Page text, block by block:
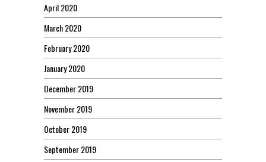
April 2020
March 2020
February 2020
January 2020
December 2019
November 2019
October 2019
September 2019